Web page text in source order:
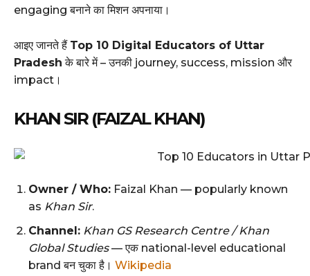
engaging बनाने का मिशन अपनाया।
आइए जानते हैं Top 10 Digital Educators of Uttar
Pradesh के बारे में – उनकी journey, success, mission और
impact।
KHAN SIR (FAIZAL KHAN)
Owner / Who: Faizal Khan — popularly known
as Khan Sir.
Channel: Khan GS Research Centre / Khan
Global Studies— एक national-level educational
brand बन चुका है। Wikipedia